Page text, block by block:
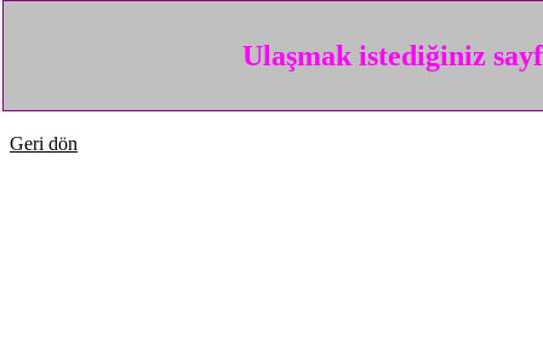
Ulaşmak istediğiniz
Geri dön